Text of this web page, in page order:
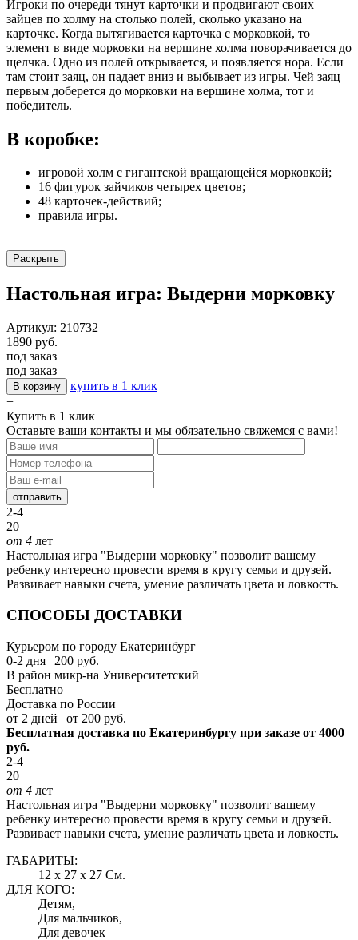
Игроки по очереди тянут карточки и продвигают своих
зайцев по холму на столько полей, сколько указано на
карточке. Когда вытягивается карточка с морковкой, то
элемент в виде морковки на вершине холма поворачивается до
щелчка. Одно из полей открывается, и появляется нора. Если
там стоит заяц, он падает вниз и выбывает из игры. Чей заяц
первым доберется до морковки на вершине холма, тот и
победитель.
В коробке:
игровой холм с гигантской вращающейся морковкой;
16 фигурок зайчиков четырех цветов;
48 карточек-действий;
правила игры.
Раскрыть
Настольная игра: Выдерни морковку
Артикул: 210732
1890 руб.
под заказ
под заказ
В корзину
купить в 1 клик
+
Купить в 1 клик
Оставьте ваши контакты и мы обязательно свяжемся с вами!
отправить
2-4
20
от 4 лет
Настольная игра "Выдерни морковку" позволит вашему
ребенку интересно провести время в кругу семьи и друзей.
Развивает навыки счета, умение различать цвета и ловкость.
СПОСОБЫ ДОСТАВКИ
Курьером по городу Екатеринбург
0-2 дня | 200 руб.
В район микр-на Университетский
Бесплатно
Доставка по России
от 2 дней | от 200 руб.
Бесплатная доставка по Екатеринбургу при заказе от 4000
руб.
2-4
20
от 4 лет
Настольная игра "Выдерни морковку" позволит вашему
ребенку интересно провести время в кругу семьи и друзей.
Развивает навыки счета, умение различать цвета и ловкость.
ГАБАРИТЫ:
12 x 27 x 27 См.
ДЛЯ КОГО:
Детям,
Для мальчиков,
Для девочек